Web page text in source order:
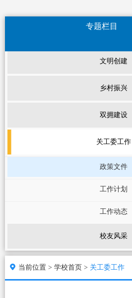
专题栏目
文明创建
乡村振兴
双拥建设
关工委工作
政策文件
工作计划
工作动态
校友风采
当前位置 > 学校首页 > 关工委工作